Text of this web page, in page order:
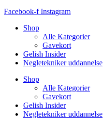
Facebook-f Instagram
Shop
Alle Kategorier
Gavekort
Gelish Insider
Negletekniker uddannelse
Shop
Alle Kategorier
Gavekort
Gelish Insider
Negletekniker uddannelse